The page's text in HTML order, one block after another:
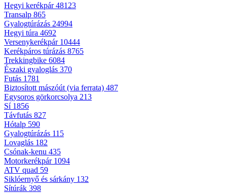
Hegyi kerékpár48123
Transalp 865
Gyalogtúrázás 24994
Hegyi túra 4692
Versenykerékpár 10444
Kerékpáros túrázás 8765
Trekkingbike 6084
Északi gyaloglás 370
Futás 1781
Biztosított mászóút (via ferrata) 487
Egysoros görkorcsolya 213
Sí 1856
Távfutás 827
Hótalp 590
Gyalogtúrázás 115
Lovaglás 182
Csónak-kenu 435
Motorkerékpár 1094
ATV quad 59
Siklóernyő és sárkány 132
Sítúrák 398